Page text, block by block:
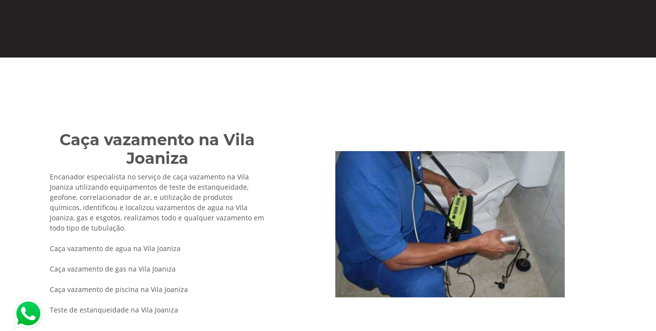
Caça vazamento na Vila
Joaniza
Encanador especialista no serviço de caça vazamento na Vila
Joaniza utilizando equipamentos de teste de estanqueidade,
geofone, correlacionador de ar, e utilização de produtos
químicos, identificou e localizou vazamentos de agua na Vila
Joaniza, gas e esgotos, realizamos todo e qualquer vazamento em
todo tipo de tubulação.
Caça vazamento de agua na Vila Joaniza
Caça vazamento de gas na Vila Joaniza
Caça vazamento de piscina na Vila Joaniza
Teste de estanqueidade na Vila Joaniza